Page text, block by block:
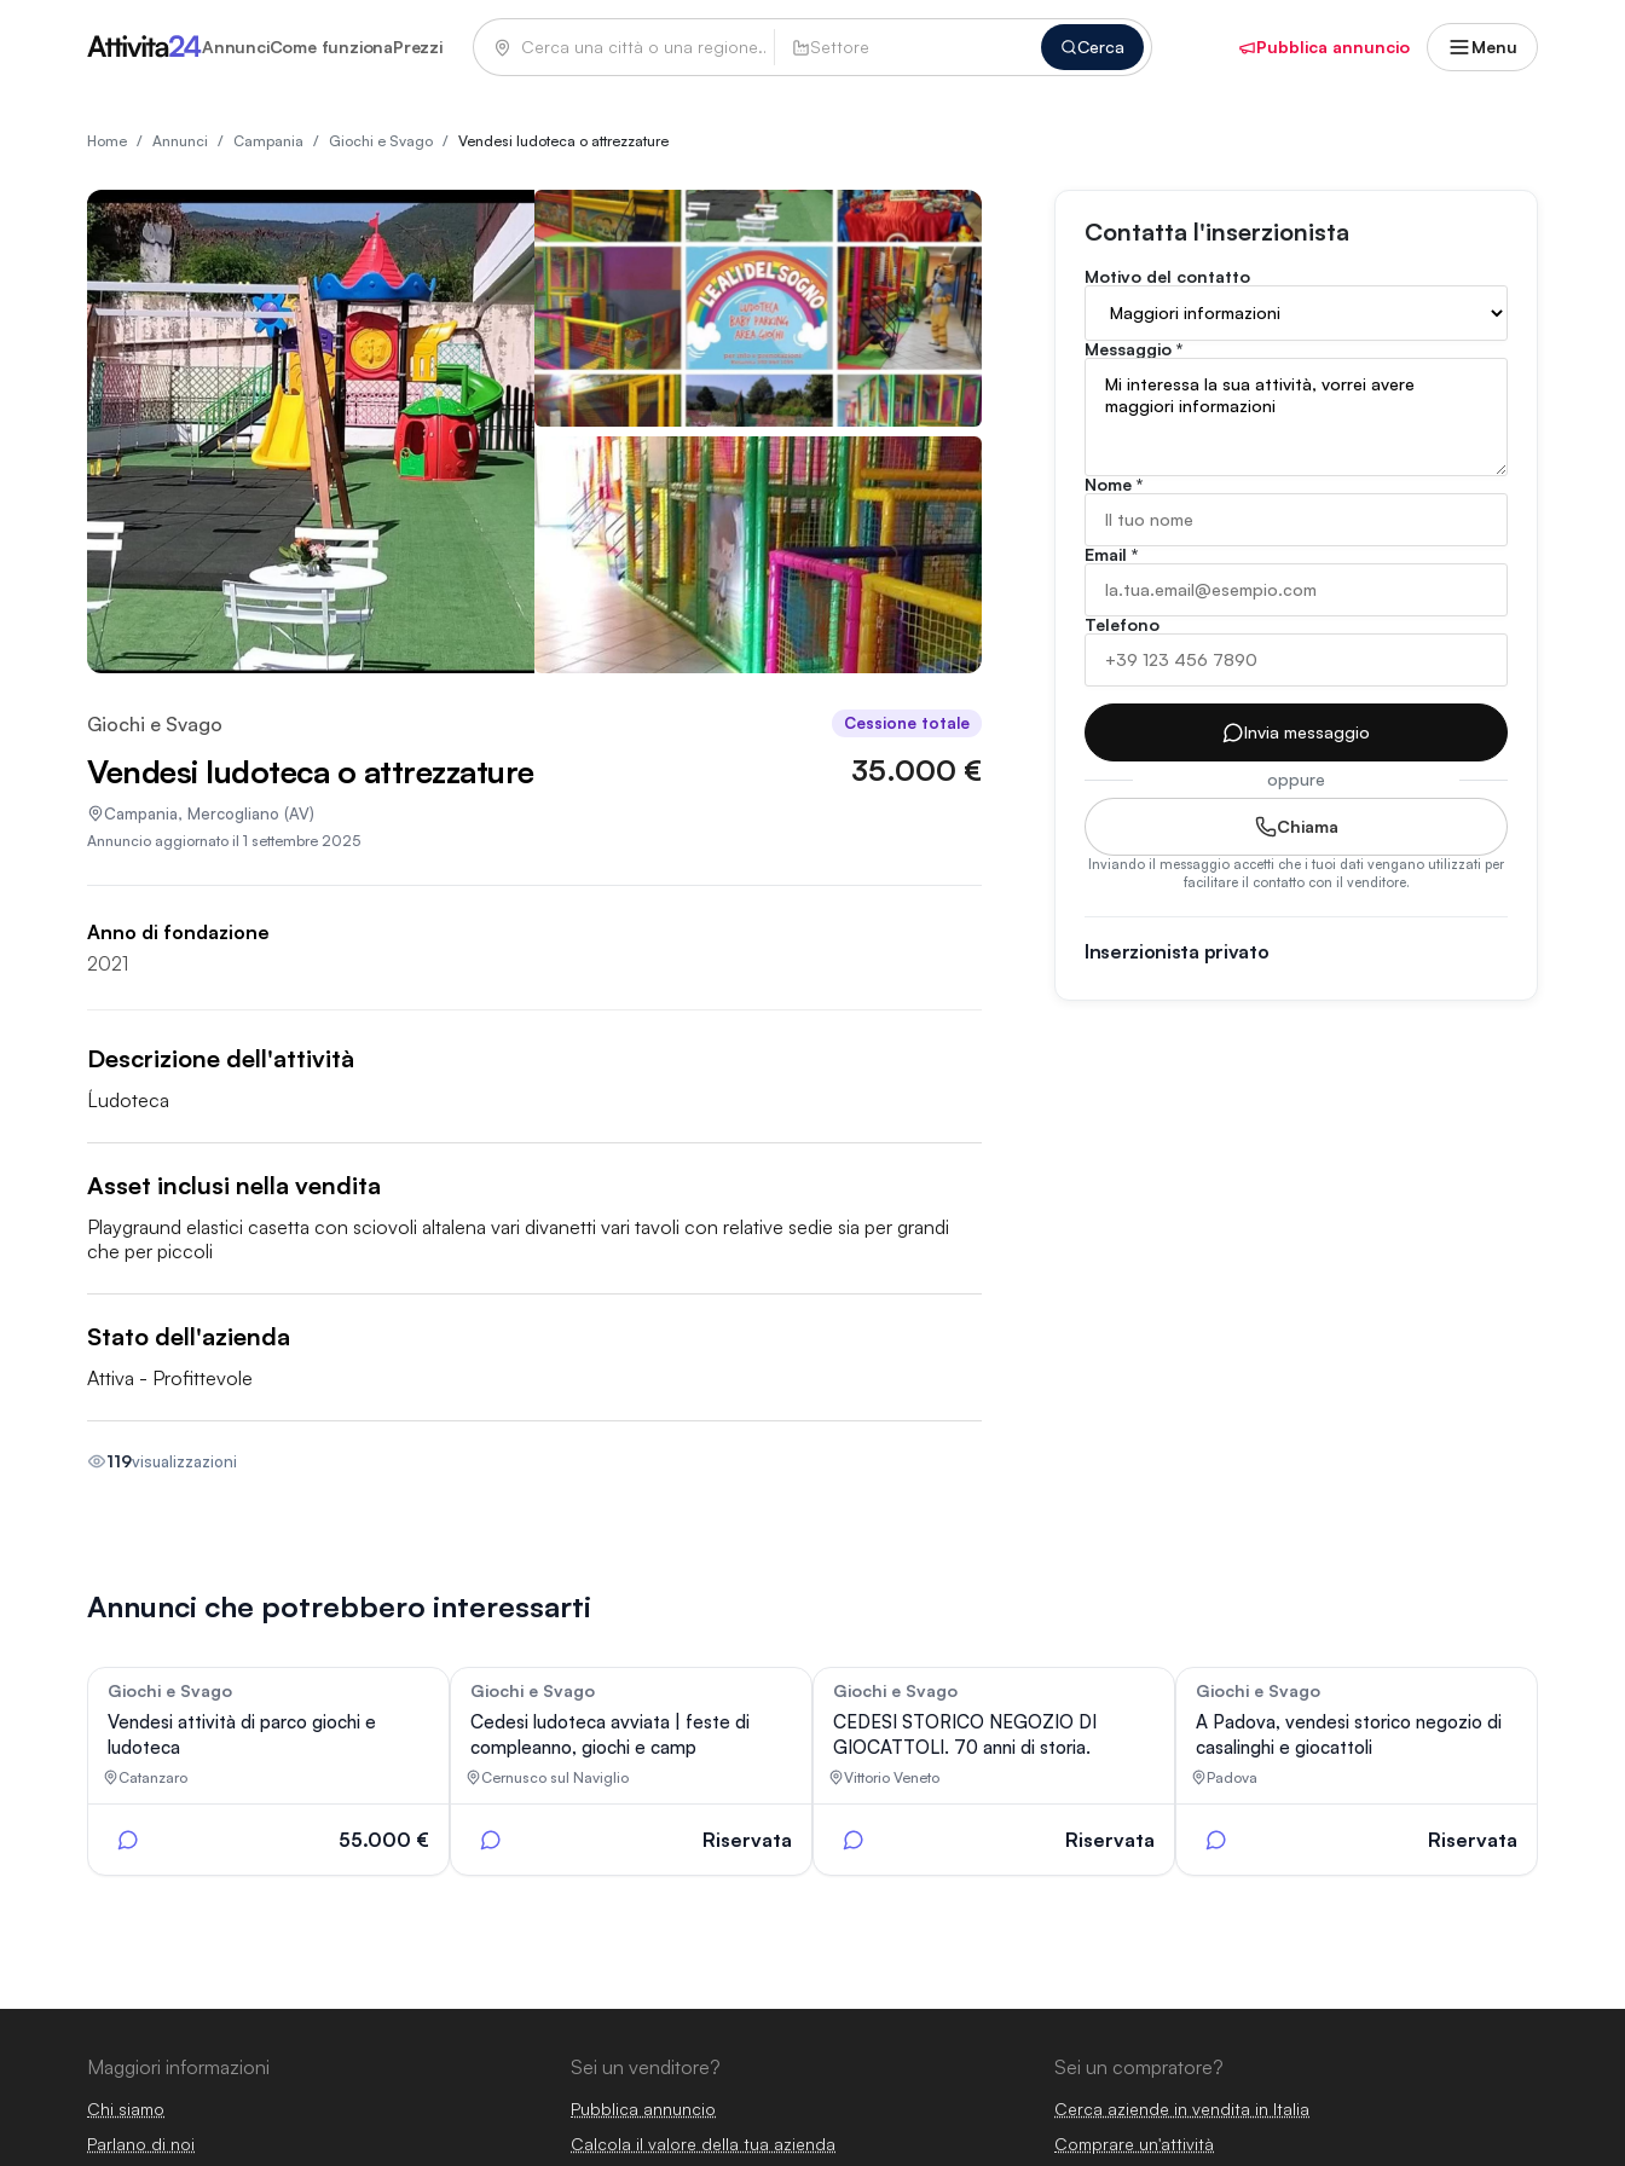
AnnunciCome funzionaPrezzi Settore Cerca Pubblica annuncio Menu
Home / Annunci / Campania / Giochi e Svago / Vendesi ludoteca o attrezzature
Giochi e Svago Cessione totale
Vendesi ludoteca o attrezzature
Campania, Mercogliano (AV)
35.000 €
Annuncio aggiornato il 1 settembre 2025
Anno di fondazione
2021
Descrizione dell'attività
Ĺudoteca
Asset inclusi nella vendita
Playgraund elastici casetta con sciovoli altalena vari divanetti vari tavoli con relative sedie sia per grandi
che per piccoli
Stato dell'azienda
Attiva - Profittevole
119visualizzazioni
Contatta l'inserzionista
Motivo del contatto
Messaggio *
Nome *
Email *
Telefono
Invia messaggio
oppure
Chiama
Inviando il messaggio accetti che i tuoi dati vengano utilizzati per
facilitare il contatto con il venditore.
Inserzionista privato
Annunci che potrebbero interessarti
Giochi e Svago
Vendesi attività di parco giochi e
ludoteca
Catanzaro
55.000 €
Giochi e Svago
Cedesi ludoteca avviata | feste di
compleanno, giochi e camp
Cernusco sul Naviglio
Riservata
Giochi e Svago
CEDESI STORICO NEGOZIO DI
GIOCATTOLI. 70 anni di storia.
Vittorio Veneto
Riservata
Giochi e Svago
A Padova, vendesi storico negozio di
casalinghi e giocattoli
Padova
Riservata
Maggiori informazioni
Chi siamo
Parlano di noi
Sei un venditore?
Pubblica annuncio
Calcola il valore della tua azienda
Sei un compratore?
Cerca aziende in vendita in Italia
Comprare un'attività